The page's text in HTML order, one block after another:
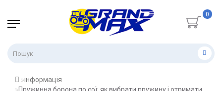
0
інформація